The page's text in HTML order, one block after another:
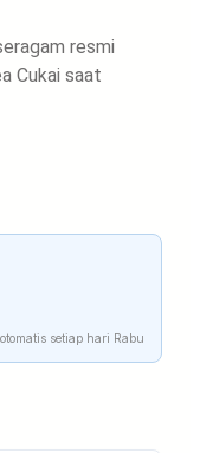
resmi
Cukai saat
setiap hari Rabu